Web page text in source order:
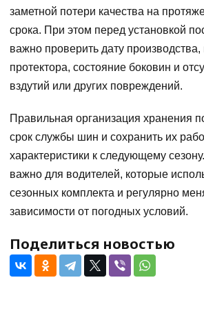
заметной потери качества на
срока. При этом перед установкой
важно проверить дату производства,
протектора, состояние боковин и
вздутий или других повреждений.
Правильная организация хранения
срок службы шин и сохранить их
характеристики к следующему
важно для водителей, которые
сезонных комплекта и регулярно
зависимости от погодных условий.
Поделиться новостью